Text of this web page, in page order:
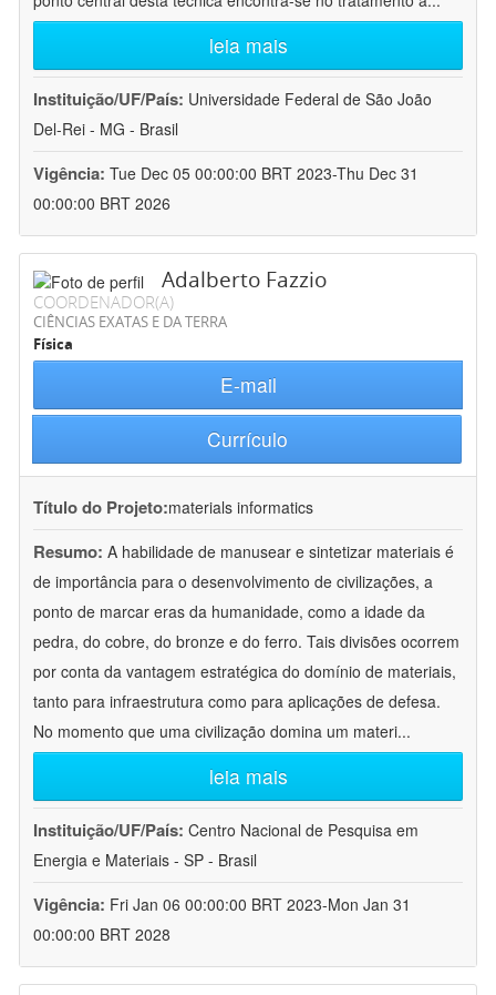
leia mais
Instituição/UF/País: Universidade Federal de São João
Del-Rei - MG - Brasil
Vigência: Tue Dec 05 00:00:00 BRT 2023-Thu Dec 31
00:00:00 BRT 2026
Adalberto Fazzio
COORDENADOR(A)
CIÊNCIAS EXATAS E DA TERRA
Física
E-mail
Currículo
Título do Projeto:materials informatics
Resumo: A habilidade de manusear e sintetizar materiais é
de importância para o desenvolvimento de civilizações, a
ponto de marcar eras da humanidade, como a idade da
pedra, do cobre, do bronze e do ferro. Tais divisões ocorrem
por conta da vantagem estratégica do domínio de materiais,
tanto para infraestrutura como para aplicações de defesa.
No momento que uma civilização domina um materi...
leia mais
Instituição/UF/País: Centro Nacional de Pesquisa em
Energia e Materiais - SP - Brasil
Vigência: Fri Jan 06 00:00:00 BRT 2023-Mon Jan 31
00:00:00 BRT 2028